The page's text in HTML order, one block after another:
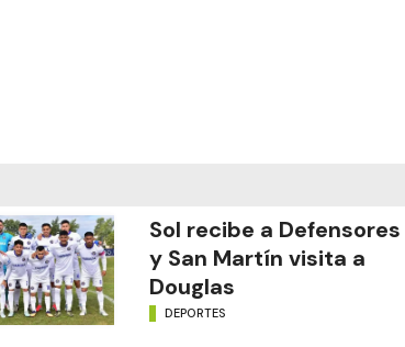
Sol recibe a Defensores
y San Martín visita a
Douglas
DEPORTES